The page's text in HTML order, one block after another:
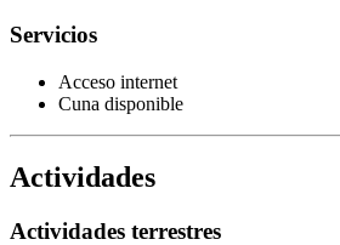
Servicios
Acceso internet
Cuna disponible
Actividades
Actividades terrestres